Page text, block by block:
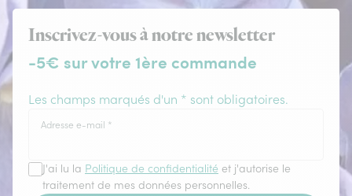
Inscrivez-vous à notre newsletter
-5€ sur votre 1ère commande
Les champs marqués d'un * sont obligatoires.
Adresse e-mail *
J'ai lu la Politique de confidentialité et j'autorise le
traitement de mes données personnelles.